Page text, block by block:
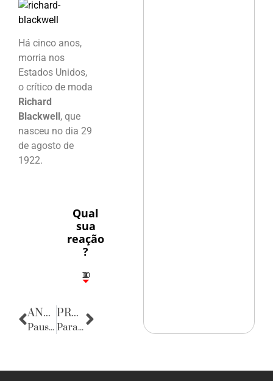
Há cinco anos,
morria nos
Estados Unidos,
o crítico de moda
Richard
Blackwell, que
nasceu no dia 29
de agosto de
1922.
Qual
sua
reação
?
3
1
1
2
10
ANTERIOR
Pausa poética
PRÓXIMA
Parabéns